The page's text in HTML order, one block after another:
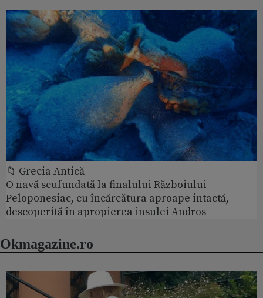
📁 Grecia Antică
O navă scufundată la finalului Războiului
Peloponesiac, cu încărcătura aproape intactă,
descoperită în apropierea insulei Andros
Okmagazine.ro